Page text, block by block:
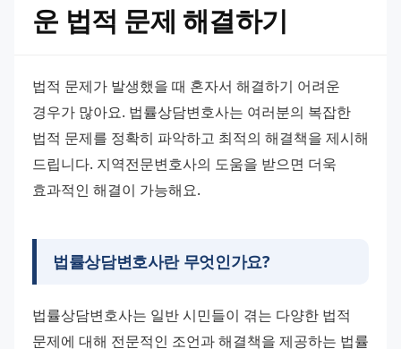
운 법적 문제 해결하기
법적 문제가 발생했을 때 혼자서 해결하기 어려운
경우가 많아요. 법률상담변호사는 여러분의 복잡한
법적 문제를 정확히 파악하고 최적의 해결책을 제시해
드립니다. 지역전문변호사의 도움을 받으면 더욱
효과적인 해결이 가능해요.
법률상담변호사란 무엇인가요?
법률상담변호사는 일반 시민들이 겪는 다양한 법적
문제에 대해 전문적인 조언과 해결책을 제공하는 법률